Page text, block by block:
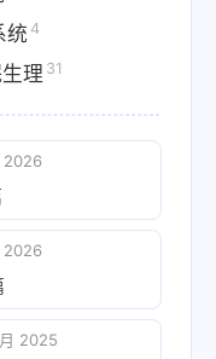
统 4
理 31
2026
2026
2025